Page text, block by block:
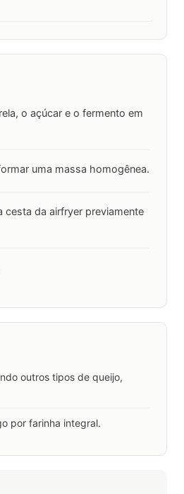
o açúcar e o fermento em
uma massa homogênea.
cesta da airfryer previamente
outros tipos de queijo,
por farinha integral.